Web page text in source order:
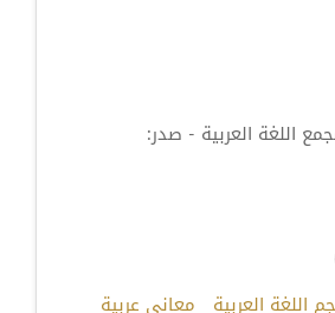
اللغة العربية - صدر:
اللغة العربية
معاني عربية